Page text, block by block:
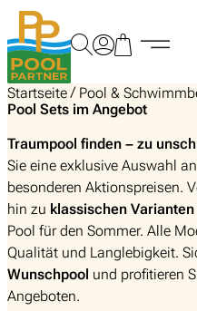
Zum
Inhalt
springen
Startseite/ Pool &
Pool Sets im Angebot
Traumpool finden – zu
Sie eine exklusive Auswahl
besonderen Aktionspreisen.
hin zu klassischen Varianten
Pool für den Sommer. Alle
Qualität und Langlebigkeit.
Wunschpool und profitieren
Angeboten.